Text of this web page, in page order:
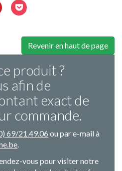
Revenir en haut de page
produit ?
afin de
exact de
commande.
69/21.49.06 ou par e-mail à
.
vous pour visiter notre